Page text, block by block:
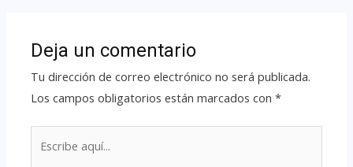
Deja un comentario
Tu dirección de correo electrónico no será publicada.
Los campos obligatorios están marcados con*